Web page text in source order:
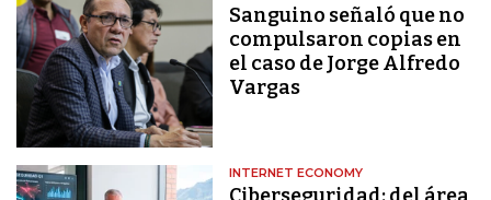
Sanguino señaló que no
compulsaron copias en
el caso de Jorge Alfredo
Vargas
INTERNET ECONOMY